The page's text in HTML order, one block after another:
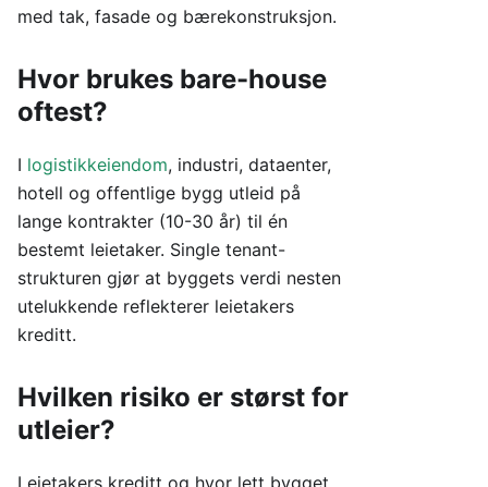
med tak, fasade og bærekonstruksjon.
Hvor brukes bare-house
oftest?
I logistikkeiendom, industri, dataenter,
hotell og offentlige bygg utleid på
lange kontrakter (10-30 år) til én
bestemt leietaker. Single tenant-
strukturen gjør at byggets verdi nesten
utelukkende reflekterer leietakers
kreditt.
Hvilken risiko er størst for
utleier?
Leietakers kreditt og hvor lett bygget